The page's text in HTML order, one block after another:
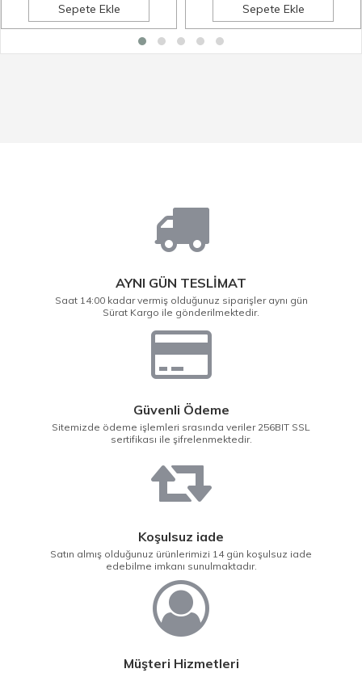
Sepete Ekle Sepete Ekle
AYNI GÜN TESLİMAT
Saat 14:00 kadar vermiş olduğunuz siparişler aynı gün
Sürat Kargo ile gönderilmektedir.
Güvenli Ödeme
Sitemizde ödeme işlemleri srasında veriler 256BIT SSL
sertifikası ile şifrelenmektedir.
Koşulsuz iade
Satın almış olduğunuz ürünlerimizi 14 gün koşulsuz iade
edebilme imkanı sunulmaktadır.
Müşteri Hizmetleri